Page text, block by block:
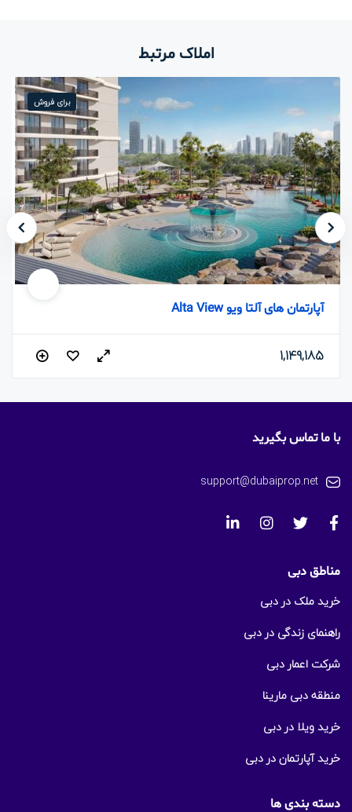
املاک مرتبط
برای فروش
آپارتمان های آلتا ویو Alta View
1,149,185
با ما تماس بگیرید
support@dubaiprop.net
مناطق دبی
خرید ملک در دبی
راهنمای زندگی در دبی
شرکت اعمار دبی
منطقه دبی مارینا
خرید ویلا در دبی
خرید آپارتمان در دبی
دسته بندی ها